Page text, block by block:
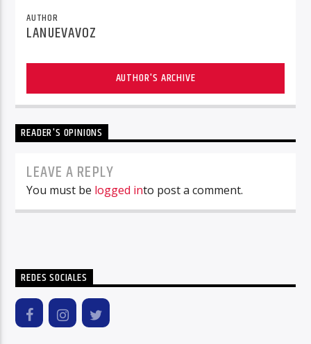
AUTHOR
LANUEVAVOZ
AUTHOR'S ARCHIVE
READER'S OPINIONS
LEAVE A REPLY
You must be logged into post a comment.
REDES SOCIALES